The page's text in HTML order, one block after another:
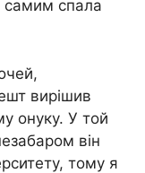
самим спала
вирішив
онуку. У той
він
тому я